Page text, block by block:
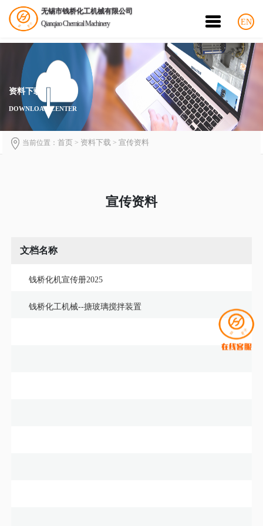
无锡市钱桥化工机械有限公司
Qianqiao Chemical Machinery
EN
资料下载
DOWNLOAD CENTER
当前位置：首页 > 资料下载 >宣传资料
宣传资料
文档名称
钱桥化机宣传册2025
钱桥化工机械--搪玻璃搅拌装置